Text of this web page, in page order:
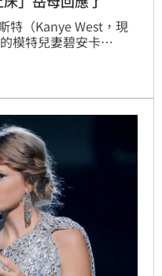
特（Kanye West，現
模特兒妻碧安卡
爺下藥迷姦，如今訴
直搖頭。